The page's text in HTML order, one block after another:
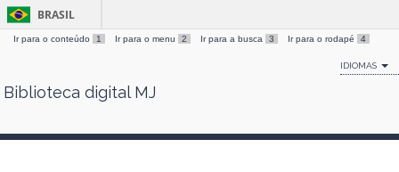
Skip
BRASIL
Ir para o conteúdo 1 Ir para o menu 2 Ir para a busca 3 Ir para o rodapé 4
IDIOMAS
Biblioteca digital MJ